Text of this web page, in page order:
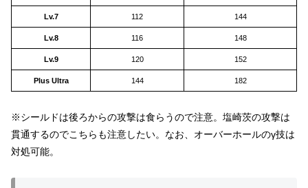
Lv.7 112 144
Lv.8 116 148
Lv.9 120 152
Plus Ultra 144 182
※シールドは後ろからの攻撃は食らうので注意。塩崎茨の攻撃は
貫通するのでこちらも注意したい。なお、オーバーホールのγ技は
対処可能。